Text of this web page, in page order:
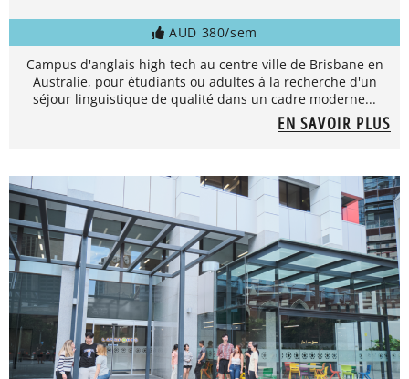
AUD 380/sem
Campus d'anglais high tech au centre ville de Brisbane en
Australie, pour étudiants ou adultes à la recherche d'un
séjour linguistique de qualité dans un cadre moderne...
EN SAVOIR PLUS